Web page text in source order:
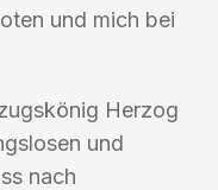
und mich bei
Herzog
und
nach